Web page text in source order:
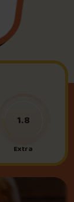
Extra
1.8